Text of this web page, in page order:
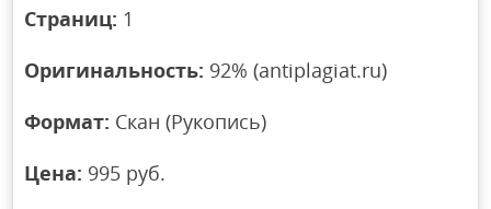
Страниц: 1
Оригинальность: 92% (antiplagiat.ru)
Формат: Скан (Рукопись)
Цена: 995 руб.